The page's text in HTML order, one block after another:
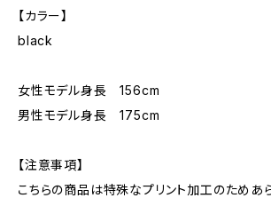
【カラー】
black
女性モデル身長 156cm
男性モデル身長 175cm
【注意事項】
こちらの商品は特殊なプリント加工のためあ